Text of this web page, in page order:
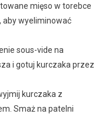
mięso w torebce
aby wyeliminować
sous-vide na
i gotuj kurczaka przez
kurczaka z
Smaż na patelni